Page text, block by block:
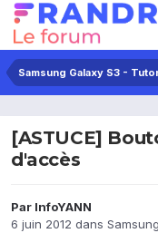
[ASTUCE]
d'accès
Par InfoYANN
6 juin 2012 dans